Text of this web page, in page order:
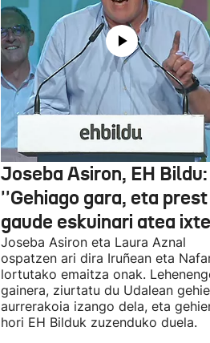
Joseba Asiron, EH Bildu:
''Gehiago gara, eta prest
gaude eskuinari atea
Joseba Asiron eta Laura Aznal
ospatzen ari dira Iruñean eta
lortutako emaitza onak.
gainera, ziurtatu du Udalean
aurrerakoia izango dela, eta
hori EH Bilduk zuzenduko duela.